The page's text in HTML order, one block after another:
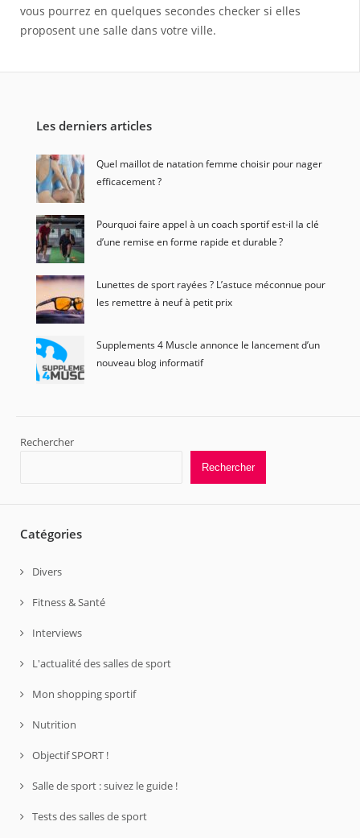
vous pourrez en quelques secondes checker si elles
proposent une salle dans votre ville.
Les derniers articles
Quel maillot de natation femme choisir pour nager
efficacement ?
Pourquoi faire appel à un coach sportif est-il la clé
d’une remise en forme rapide et durable ?
Lunettes de sport rayées ? L’astuce méconnue pour
les remettre à neuf à petit prix
Supplements 4 Muscle annonce le lancement d’un
nouveau blog informatif
Rechercher
Rechercher
Catégories
Divers
Fitness & Santé
Interviews
L'actualité des salles de sport
Mon shopping sportif
Nutrition
Objectif SPORT !
Salle de sport : suivez le guide !
Tests des salles de sport